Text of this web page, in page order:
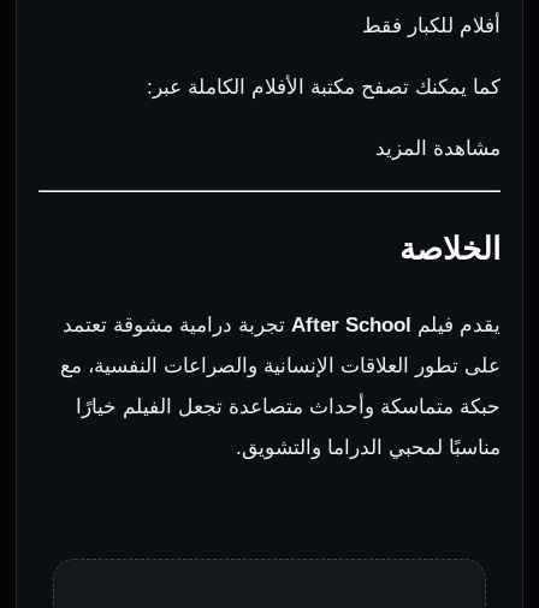
أفلام للكبار فقط
كما يمكنك تصفح مكتبة الأفلام الكاملة عبر:
مشاهدة المزيد
الخلاصة
يقدم فيلم After School تجربة درامية مشوقة تعتمد
على تطور العلاقات الإنسانية والصراعات النفسية، مع
حبكة متماسكة وأحداث متصاعدة تجعل الفيلم خيارًا
مناسبًا لمحبي الدراما والتشويق.